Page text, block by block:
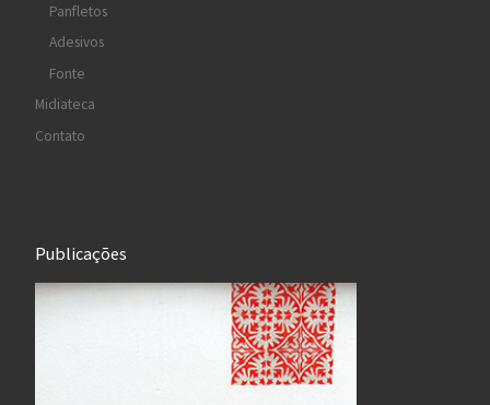
Panfletos
Adesivos
Fonte
Midiateca
Contato
Publicações